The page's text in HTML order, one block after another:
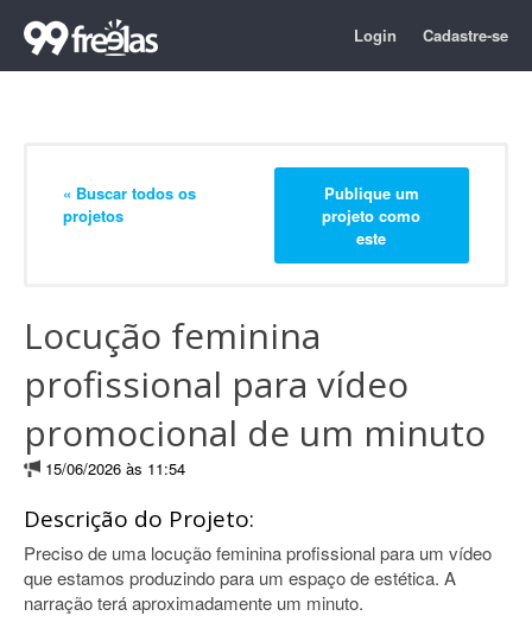
Login Cadastre-se
« Buscar todos os
projetos
Publique um
projeto como
este
Locução feminina
profissional para vídeo
promocional de um minuto
15/06/2026 às 11:54
Descrição do Projeto:
Preciso de uma locução feminina profissional para um vídeo
que estamos produzindo para um espaço de estética. A
narração terá aproximadamente um minuto.